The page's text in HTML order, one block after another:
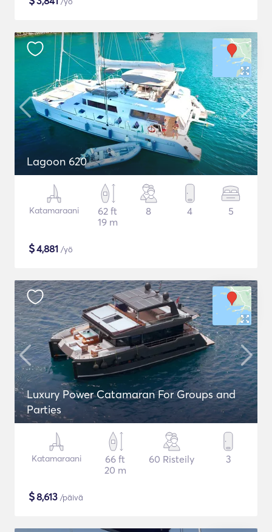
Lagoon 620
Katamaraani
62 ft
19 m
8 4 5
$4,881 /yö
Luxury Power Catamaran For Groups and
Parties
Katamaraani
66 ft
20 m
60 Risteily 3
$8,613 /päivä